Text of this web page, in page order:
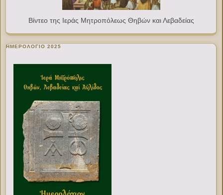
Βίντεο της Ιεράς Μητροπόλεως Θηβών και Λεβαδείας
ΗΜΕΡΟΛΟΓΙΟ 2025